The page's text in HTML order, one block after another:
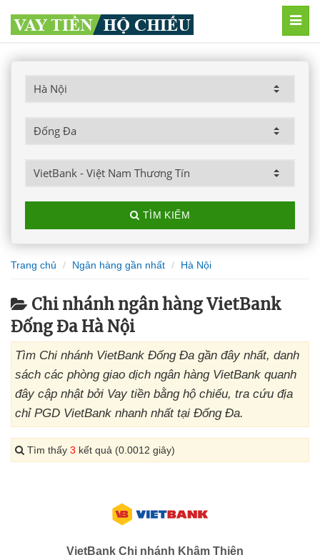
TÌM KIẾM
Trang chủ Ngân hàng gần nhất Hà Nội
Chi nhánh ngân hàng VietBank
Đống Đa Hà Nội
Tìm Chi nhánh VietBank Đống Đa gần đây nhất, danh
sách các phòng giao dịch ngân hàng VietBank quanh
đây cập nhật bởi Vay tiền bằng hộ chiếu, tra cứu địa
chỉ PGD VietBank nhanh nhất tại Đống Đa.
Tìm thấy 3 kết quả (0.0012 giây)
VietBank Chi nhánh Khâm Thiên